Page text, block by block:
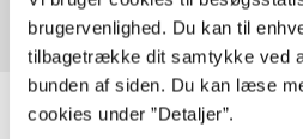
brugervenlighed. Du kan til
tilbagetrække dit samtykke ved
bunden af siden. Du kan læse
cookies under ”Detaljer”.